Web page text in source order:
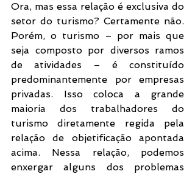
Ora, mas essa relação é exclusiva do
setor do turismo? Certamente não.
Porém, o turismo – por mais que
seja composto por diversos ramos
de atividades – é constituído
predominantemente por empresas
privadas. Isso coloca a grande
maioria dos trabalhadores do
turismo diretamente regida pela
relação de objetificação apontada
acima. Nessa relação, podemos
enxergar alguns dos problemas